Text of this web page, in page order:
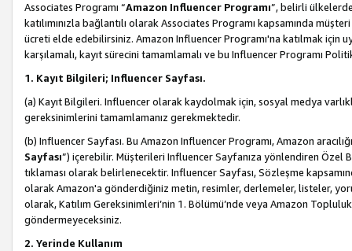
Associates Programı “Amazon Influencer Programı”, belirli
katılımınızla bağlantılı olarak Associates Programı kapsamında
ücreti elde edebilirsiniz. Amazon Influencer Programı'na katılmak için
karşılamalı, kayıt sürecini tamamlamalı ve bu Influencer Programı
1. Kayıt Bilgileri; Influencer Sayfası.
(a) Kayıt Bilgileri. Influencer olarak kaydolmak için, sosyal medya
gereksinimlerini tamamlamanız gerekmektedir.
(b) Influencer Sayfası. Bu Amazon Influencer Programı, Amazon
Sayfası”) içerebilir. Müşterileri Influencer Sayfanıza yönlendiren Özel
tıklaması olarak belirlenecektir. Influencer Sayfası, Sözleşme
olarak Amazon'a gönderdiğiniz metin, resimler, derlemeler, listeler,
olarak, Katılım Gereksinimleri’nin 1. Bölümü’nde veya Amazon
göndermeyeceksiniz.
2. Yerinde Kullanım